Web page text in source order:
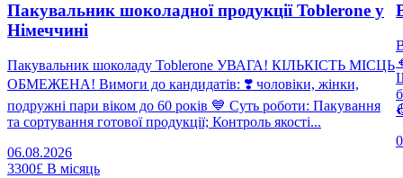
Пакувальник шоколадної продукції Toblerone у
Німеччині
Пакувальник шоколаду Toblerone УВАГА! КІЛЬКІСТЬ МІСЦЬ
ОБМЕЖЕНА! Вимоги до кандидатів: ❣️ чоловіки, жінки,
подружні пари віком до 60 років 💙 Суть роботи: Пакування
та сортування готової продукції; Контроль якості...
06.08.2026
3300£ В місяць